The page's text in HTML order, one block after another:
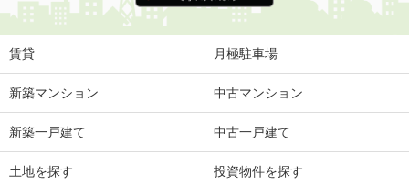
住 所
山口県防府市大字大崎
専有面積
山口県防府市大字高井
4.10万円
賃貸 月極駐車場
新築マンション 中古マンション
新築一戸建て 中古一戸建て
土地を探す 投資物件を探す